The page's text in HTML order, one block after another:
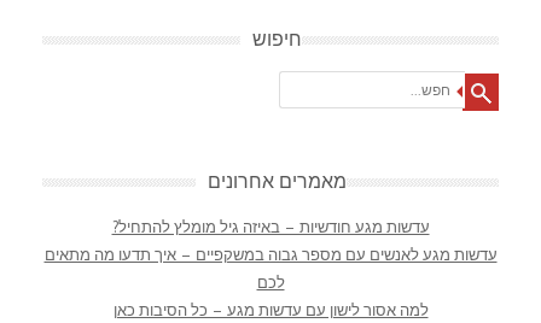
חיפוש
מאמרים אחרונים
עדשות מגע חודשיות – באיזה גיל מומלץ להתחיל?
עדשות מגע לאנשים עם מספר גבוה במשקפיים – איך תדעו מה מתאים
לכם
למה אסור לישון עם עדשות מגע – כל הסיבות כאן